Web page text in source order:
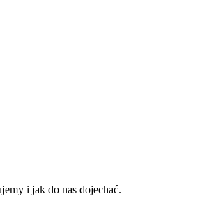
i jak do nas dojechać.